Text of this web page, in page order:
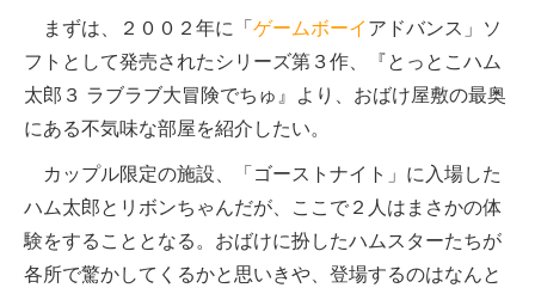
まずは、２００２年に「 ゲームボーイ アドバンス」ソ
フトとして発売されたシリーズ第３作、『とっとこハム
太郎３ ラブラブ大冒険でちゅ』より、おばけ屋敷の最奥
にある不気味な部屋を紹介したい。
カップル限定の施設、「ゴーストナイト」に入場した
ハム太郎とリボンちゃんだが、ここで２人はまさかの体
験をすることとなる。おばけに扮したハムスターたちが
各所で驚かしてくるかと思いきや、登場するのはなんと